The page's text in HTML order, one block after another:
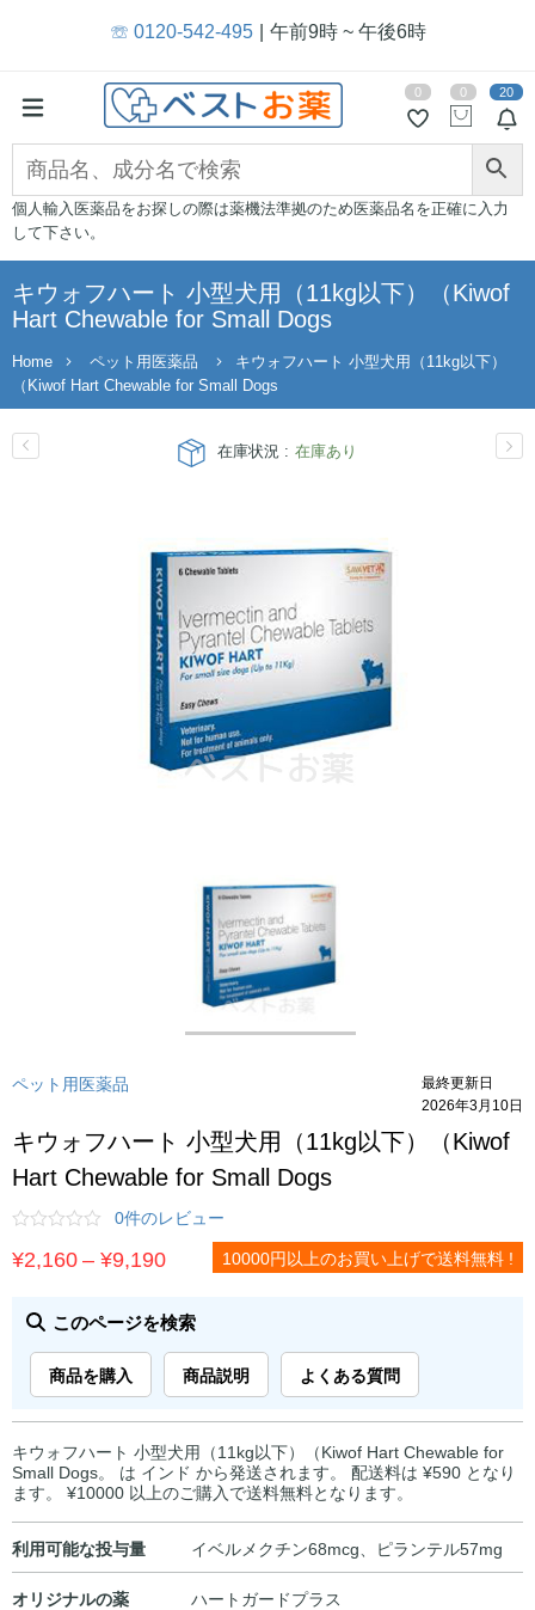
☏ 0120-542-495 午前9時 ~ 午後6時
20
0 0
個人輸入医薬品をお探しの際は薬機法準拠のため医薬品名を正確に入力
して下さい。
キウォフハート 小型犬用（11kg以下）（Kiwof
Hart Chewable for Small Dogs
Home ペット用医薬品
キウォフハート 小型犬用（11kg以下）
（Kiwof Hart Chewable for Small Dogs
在庫状況 : 在庫あり
ペット用医薬品
最終更新日
2026年3月10日
キウォフハート 小型犬用（11kg以下）（Kiwof
Hart Chewable for Small Dogs
0件のレビュー
¥2,160–¥9,190価
帯:
¥2,160
¥9,190
10000円以上のお買い上げで送料無料 !
このページを検索
商品を購入 商品説明 よくある質問
キウォフハート 小型犬用（11kg以下）（Kiwof Hart Chewable for
Small Dogs。 は インド から発送されます。 配送料は ¥590 となり
ます。 ¥10000 以上のご購入で送料無料となります。
利用可能な投与量 イベルメクチン68mcg、ピランテル57mg
オリジナルの薬 ハートガードプラス